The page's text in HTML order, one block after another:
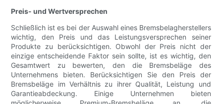
Preis- und Wertversprechen
Schließlich ist es bei der Auswahl eines Bremsbelagherstellers
wichtig, den Preis und das Leistungsversprechen seiner
Produkte zu berücksichtigen. Obwohl der Preis nicht der
einzige entscheidende Faktor sein sollte, ist es wichtig, den
Gesamtwert zu bewerten, den die Bremsbeläge des
Unternehmens bieten. Berücksichtigen Sie den Preis der
Bremsbeläge im Verhältnis zu ihrer Qualität, Leistung und
Garantieabdeckung. Einige Unternehmen bieten